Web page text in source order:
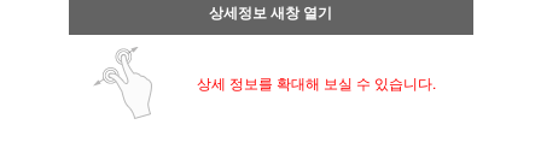
상세정보 새창 열기
상세 정보를 확대해 보실 수 있습니다.